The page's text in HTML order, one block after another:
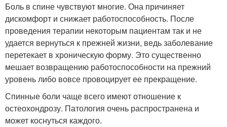
Боль в спине чувствуют многие. Она причиняет
дискомфорт и снижает работоспособность. После
проведения терапии некоторым пациентам так и не
удается вернуться к прежней жизни, ведь заболевание
перетекает в хроническую форму. Это существенно
мешает возвращению работоспособности на прежний
уровень либо вовсе провоцирует ее прекращение.
Спинные боли чаще всего имеют отношение к
остеохондрозу. Патология очень распространена и
может коснуться каждого.